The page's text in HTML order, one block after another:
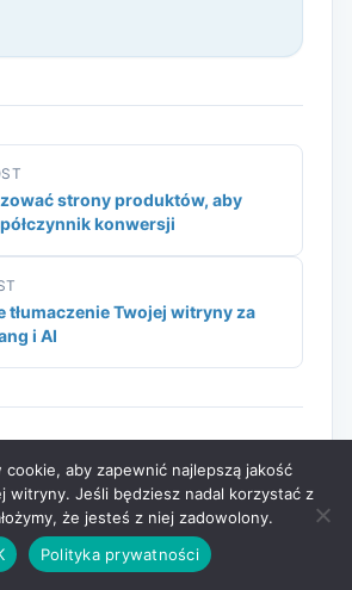
strony produktów, aby
konwersji
tłumaczenie Twojej witryny za
i AI
Ci się spodobać
cookie, aby zapewnić najlepszą jakość
witryny. Jeśli będziesz nadal korzystać z
że jesteś z niej zadowolony.
Polityka prywatności